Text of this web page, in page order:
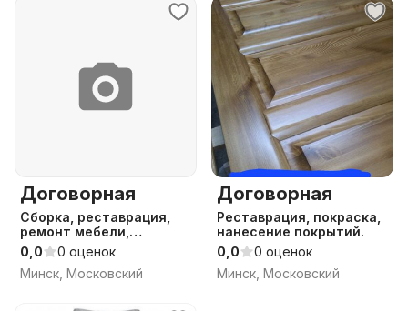
Договорная
Сборка, реставрация,
ремонт мебели,
реставрация
0,0
0 оценок
Минск, Московский
Договорная
Реставрация, покраска,
нанесение покрытий.
0,0
0 оценок
Минск, Московский